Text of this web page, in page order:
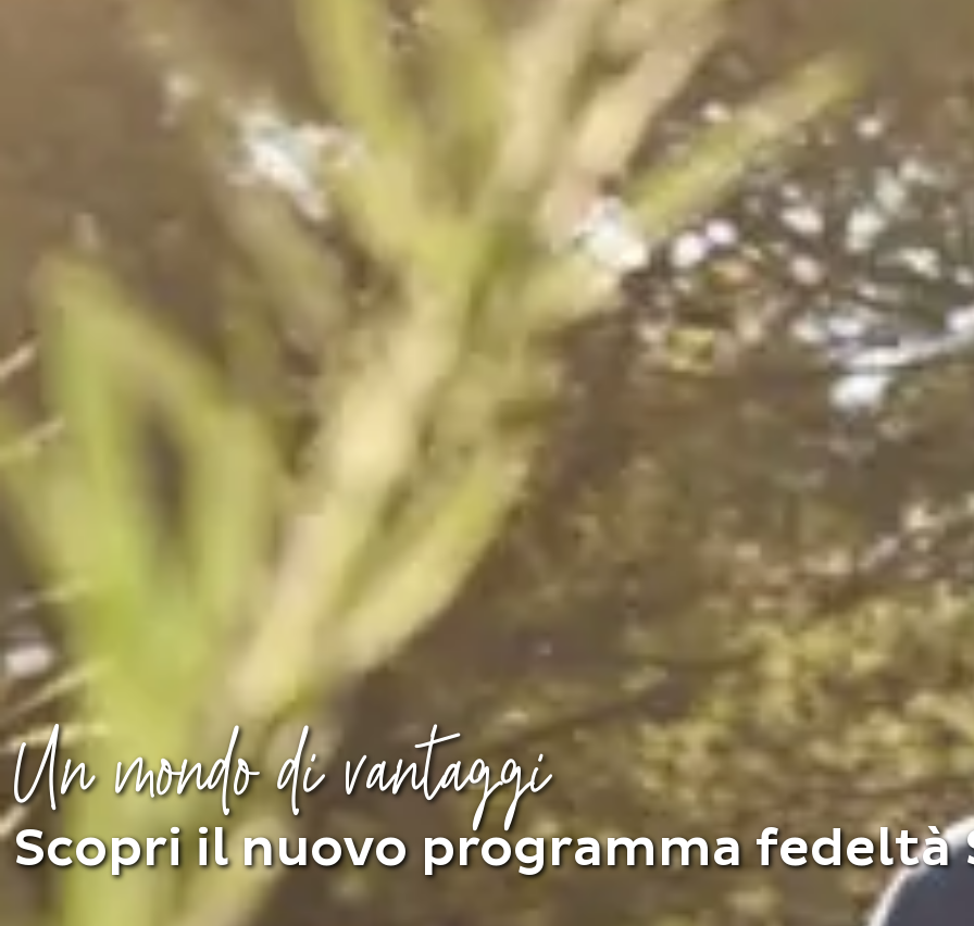
Un mondo di vantaggi
Scopri il nuovo programma fedeltà